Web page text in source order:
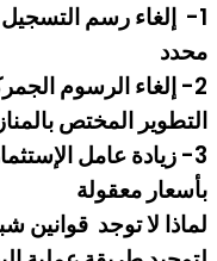
1- إلغاء رسم
محدد
2- إلغاء الرسوم
التطوير المختص
3- زيادة عامل
بأسعار معقولة